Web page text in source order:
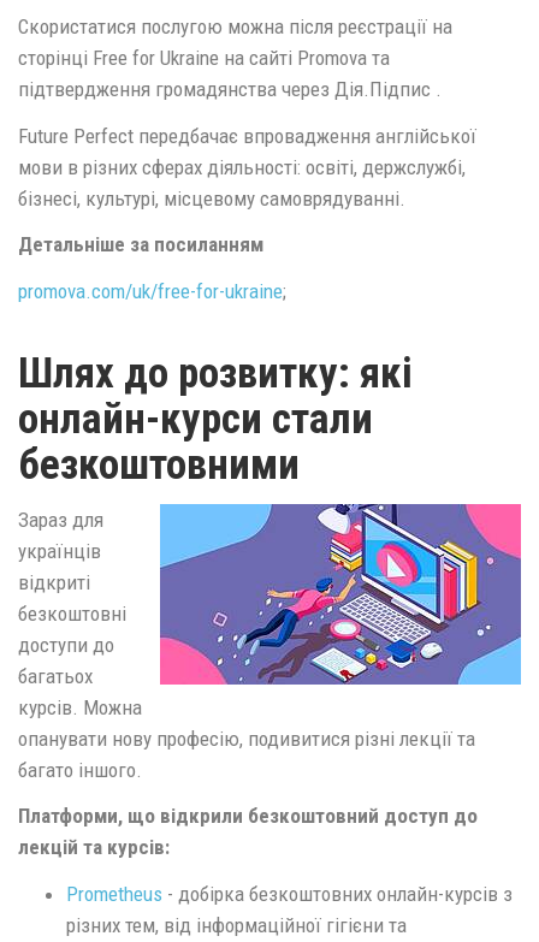
Скористатися послугою можна після реєстрації на
сторінці Free for Ukraine на сайті Promova та
підтвердження громадянства через Дія.Підпис .
Future Perfect передбачає впровадження англійської
мови в різних сферах діяльності: освіті, держслужбі,
бізнесі, культурі, місцевому самоврядуванні.
Детальніше за посиланням
promova.com/uk/free-for-ukraine;
Шлях до розвитку: які
онлайн-курси стали
безкоштовними
Зараз для
українців
відкриті
безкоштовні
доступи до
багатьох
курсів. Можна
опанувати нову професію, подивитися різні лекції та
багато іншого.
Платформи, що відкрили безкоштовний доступ до
лекцій та курсів:
Prometheus - добірка безкоштовних онлайн-курсів з
різних тем, від інформаційної гігієни та